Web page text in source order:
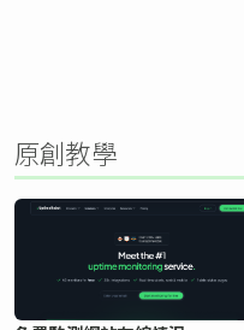
原創教學